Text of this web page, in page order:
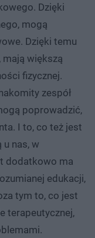
Dzięki
mogą
Dzięki temu
mają większą
fizycznej.
zespół
poprowadzić,
I to, co też jest
nas, w
dodatkowo ma
edukacji,
tym to, co jest
terapeutycznej,